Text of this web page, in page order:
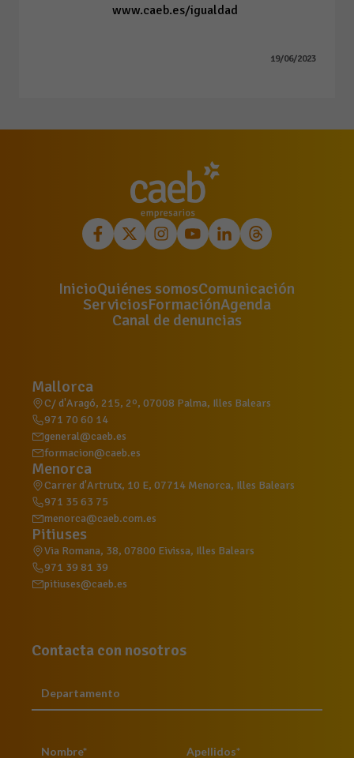
www.caeb.es/igualdad
19/06/2023
InicioQuiénes somosComunicación
ServiciosFormaciónAgenda
Canal de denuncias
Mallorca
C/ d'Aragó, 215, 2º, 07008 Palma, Illes Balears
971 70 60 14
general@caeb.es
formacion@caeb.es
Menorca
Carrer d'Artrutx, 10 E, 07714 Menorca, Illes Balears
971 35 63 75
menorca@caeb.com.es
Pitiuses
Via Romana, 38, 07800 Eivissa, Illes Balears
971 39 81 39
pitiuses@caeb.es
Contacta con nosotros